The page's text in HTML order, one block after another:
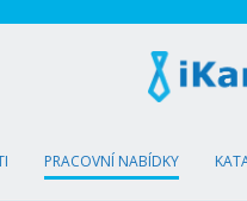
PRACOVNÍ NABÍDKY